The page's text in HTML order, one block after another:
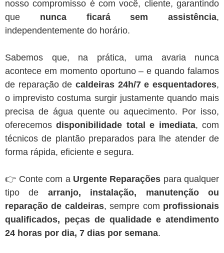
nosso compromisso é com você, cliente, garantindo
que nunca ficará sem assistência,
independentemente do horário.
Sabemos que, na prática, uma avaria nunca
acontece em momento oportuno – e quando falamos
de reparação de caldeiras 24h/7 e esquentadores,
o imprevisto costuma surgir justamente quando mais
precisa de água quente ou aquecimento. Por isso,
oferecemosdisponibilidade total e imediata, com
técnicos de plantão preparados para lhe atender de
forma rápida, eficiente e segura.
👉 Conte com a Urgente Reparações para qualquer
tipo de arranjo, instalação, manutenção ou
reparação de caldeiras, sempre com profissionais
qualificados, peças de qualidade e atendimento
24 horas por dia, 7 dias por semana.